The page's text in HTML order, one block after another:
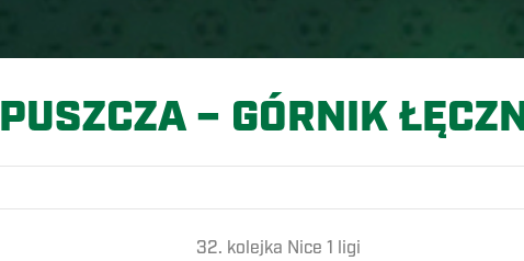
PUSZCZA – GÓRNIK
32. kolejka Nice 1 ligi